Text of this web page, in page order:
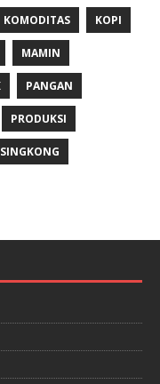
KOMODITAS KOPI
MAMIN
PANGAN
PRODUKSI
SINGKONG